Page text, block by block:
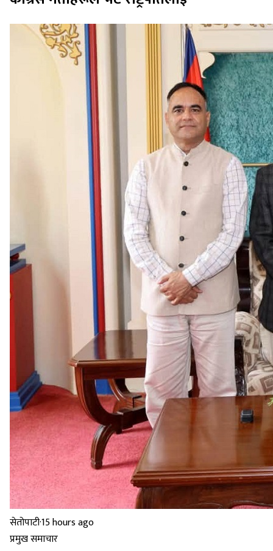
सेतोपाटी·15 hours ago
प्रमुख समाचार